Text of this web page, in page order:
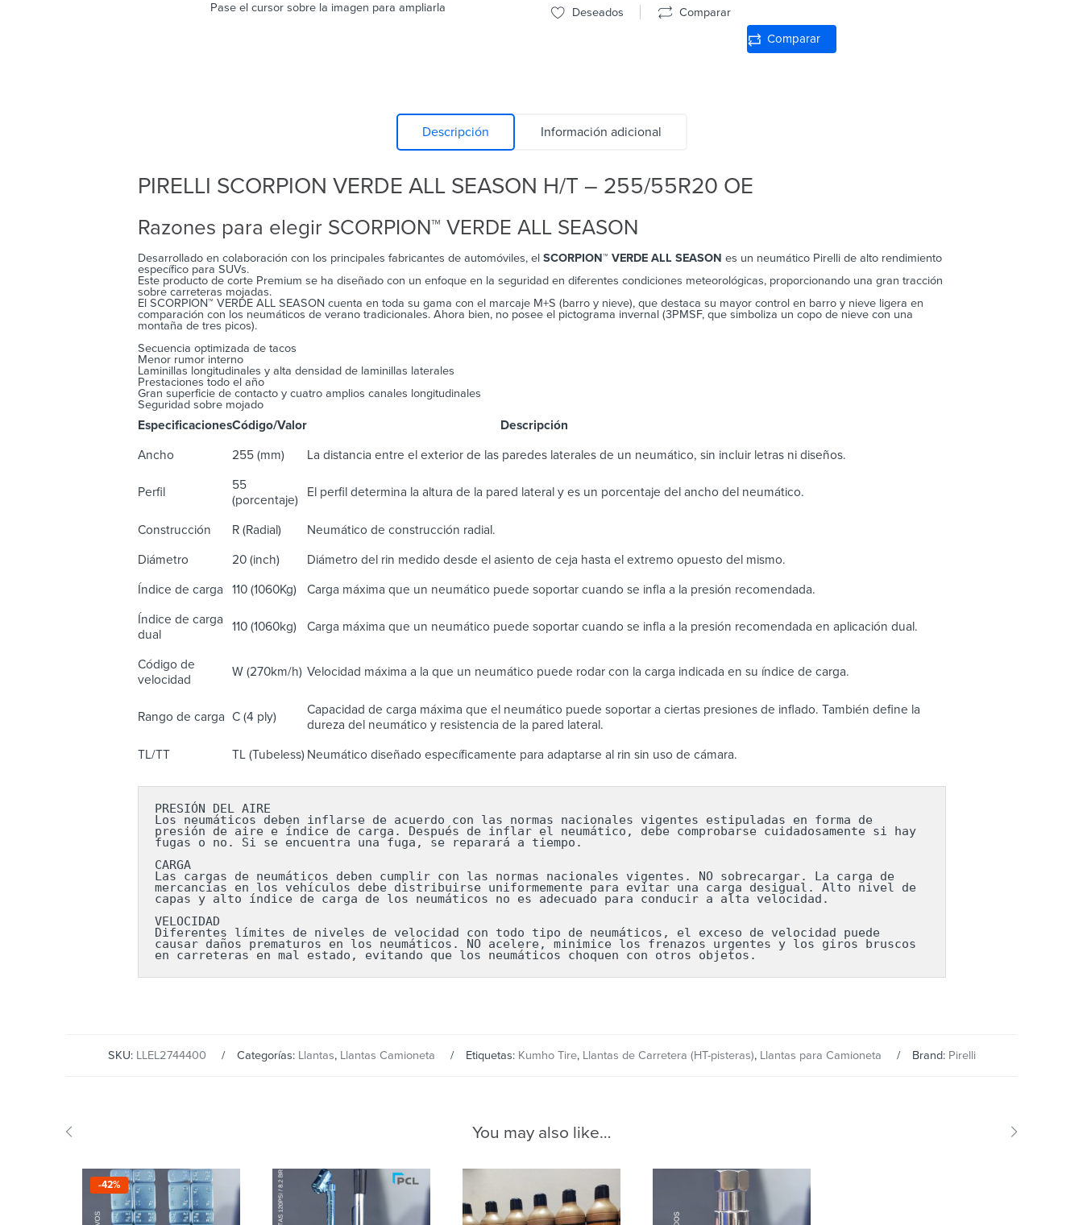
Pase el cursor sobre la imagen para ampliarla Deseados Comparar
Comparar
Descripción Información adicional
PIRELLI SCORPION VERDE ALL SEASON H/T – 255/55R20 OE
Razones para elegir SCORPION™ VERDE ALL SEASON
Desarrollado en colaboración con los principales fabricantes de automóviles, el SCORPION™ VERDE ALL SEASON es un neumático Pirelli de alto rendimiento
específico para SUVs.
Este producto de corte Premium se ha diseñado con un enfoque en la seguridad en diferentes condiciones meteorológicas, proporcionando una gran tracción
sobre carreteras mojadas.
El SCORPION™ VERDE ALL SEASON cuenta en toda su gama con el marcaje M+S (barro y nieve), que destaca su mayor control en barro y nieve ligera en
comparación con los neumáticos de verano tradicionales. Ahora bien, no posee el pictograma invernal (3PMSF, que simboliza un copo de nieve con una
montaña de tres picos).
Secuencia optimizada de tacos
Menor rumor interno
Laminillas longitudinales y alta densidad de laminillas laterales
Prestaciones todo el año
Gran superficie de contacto y cuatro amplios canales longitudinales
Seguridad sobre mojado
EspecificacionesCódigo/ValorDescripción
Ancho 255 (mm) La distancia entre el exterior de las paredes laterales de un neumático, sin incluir letras ni diseños.
Perfil
55
(porcentaje)
El perfil determina la altura de la pared lateral y es un porcentaje del ancho del neumático.
Construcción R (Radial) Neumático de construcción radial.
Diámetro 20 (inch) Diámetro del rin medido desde el asiento de ceja hasta el extremo opuesto del mismo.
Índice de carga 110 (1060Kg) Carga máxima que un neumático puede soportar cuando se infla a la presión recomendada.
Índice de carga
dual
110 (1060kg) Carga máxima que un neumático puede soportar cuando se infla a la presión recomendada en aplicación dual.
Código de
velocidad
W (270km/h) Velocidad máxima a la que un neumático puede rodar con la carga indicada en su índice de carga.
Rango de carga C (4 ply)
Capacidad de carga máxima que el neumático puede soportar a ciertas presiones de inflado. También define la
dureza del neumático y resistencia de la pared lateral.
TL/TT TL (Tubeless) Neumático diseñado específicamente para adaptarse al rin sin uso de cámara.
PRESIÓN DEL AIRE
Los neumáticos deben inflarse de acuerdo con las normas nacionales vigentes estipuladas en forma de
presión de aire e índice de carga. Después de inflar el neumático, debe comprobarse cuidadosamente si hay
fugas o no. Si se encuentra una fuga, se reparará a tiempo.
CARGA
Las cargas de neumáticos deben cumplir con las normas nacionales vigentes. NO sobrecargar. La carga de
mercancías en los vehículos debe distribuirse uniformemente para evitar una carga desigual. Alto nivel de
capas y alto índice de carga de los neumáticos no es adecuado para conducir a alta velocidad.
VELOCIDAD
Diferentes límites de niveles de velocidad con todo tipo de neumáticos, el exceso de velocidad puede
causar daños prematuros en los neumáticos. NO acelere, minimice los frenazos urgentes y los giros bruscos
en carreteras en mal estado, evitando que los neumáticos choquen con otros objetos.
SKU: LLEL2744400 Categorías: Llantas, Llantas Camioneta Etiquetas: Kumho Tire, Llantas de Carretera (HT-pisteras), Llantas para Camioneta Brand: Pirelli
You may also like…
-42%